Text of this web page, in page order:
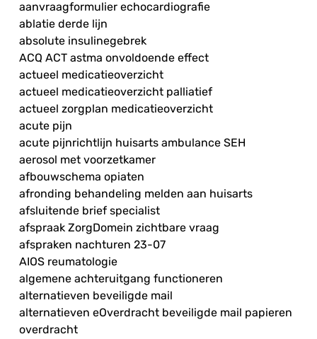
aanvraagformulier echocardiografie
ablatie derde lijn
absolute insulinegebrek
ACQ ACT astma onvoldoende effect
actueel medicatieoverzicht
actueel medicatieoverzicht palliatief
actueel zorgplan medicatieoverzicht
acute pijn
acute pijnrichtlijn huisarts ambulance SEH
aerosol met voorzetkamer
afbouwschema opiaten
afronding behandeling melden aan huisarts
afsluitende brief specialist
afspraak ZorgDomein zichtbare vraag
afspraken nachturen 23-07
AIOS reumatologie
algemene achteruitgang functioneren
alternatieven beveiligde mail
alternatieven eOverdracht beveiligde mail papieren
overdracht